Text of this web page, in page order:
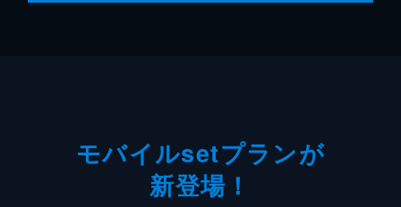
モバイルsetプランが
新登場！